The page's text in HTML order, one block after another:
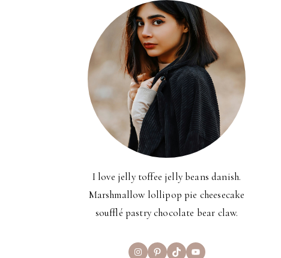
I love jelly toffee jelly beans danish.
Marshmallow lollipop pie cheesecake
soufflé pastry chocolate bear claw.
InstagramPinterest
TikTokYouTube